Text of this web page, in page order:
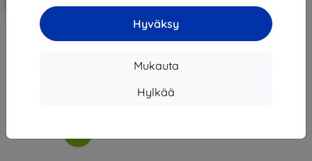
Hyväksy
Mukauta
Hylkää
kupongilla
3mk FlexibleGlass Hybrid glass
for Oukitel OT12